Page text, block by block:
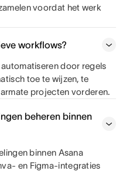
voordat het werk
workflows?
door regels
toe te wijzen, te
projecten vorderen.
beheren binnen
binnen Asana
en Figma-integraties